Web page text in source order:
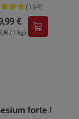
(164)
€
/ 1 kg)
forte /